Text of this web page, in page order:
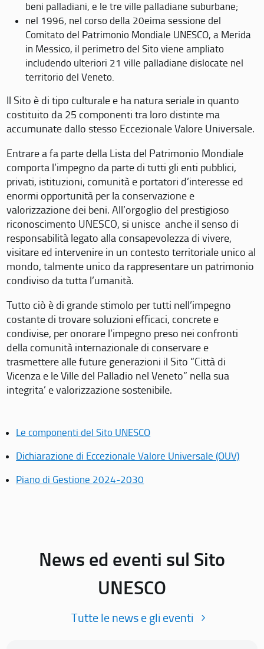
beni palladiani, e le tre ville palladiane suburbane;
nel 1996, nel corso della 20eima sessione del
Comitato del Patrimonio Mondiale UNESCO, a Merida
in Messico, il perimetro del Sito viene ampliato
includendo ulteriori 21 ville palladiane dislocate nel
territorio del Veneto.
Il Sito è di tipo culturale e ha natura seriale in quanto
costituito da 25 componenti tra loro distinte ma
accumunate dallo stesso Eccezionale Valore Universale.
Entrare a fa parte della Lista del Patrimonio Mondiale
comporta l’impegno da parte di tutti gli enti pubblici,
privati, istituzioni, comunità e portatori d’interesse ed
enormi opportunità per la conservazione e
valorizzazione dei beni. All’orgoglio del prestigioso
riconoscimento UNESCO, si unisce anche il senso di
responsabilità legato alla consapevolezza di vivere,
visitare ed intervenire in un contesto territoriale unico al
mondo, talmente unico da rappresentare un patrimonio
condiviso da tutta l’umanità.
Tutto ciò è di grande stimolo per tutti nell’impegno
costante di trovare soluzioni efficaci, concrete e
condivise, per onorare l’impegno preso nei confronti
della comunità internazionale di conservare e
trasmettere alle future generazioni il Sito “Città di
Vicenza e le Ville del Palladio nel Veneto” nella sua
integrita’ e valorizzazione sostenibile.
Le componenti del Sito UNESCO
Dichiarazione di Eccezionale Valore Universale (OUV)
Piano di Gestione 2024-2030
News ed eventi sul Sito
UNESCO
Tutte le news e gli eventi